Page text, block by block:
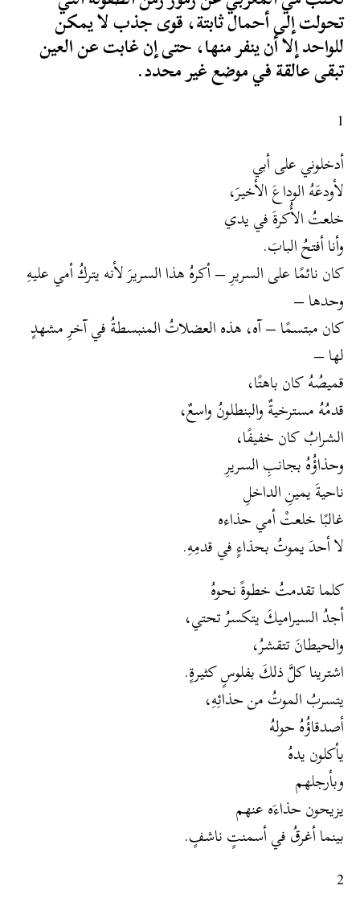
تحولت إلى أحمال ثابتة، قوى جذب لا يمكن
للواحد إلا أن ينفر منها، حتى إن غابت عن العين
تبقى عالقة في موضع غير محدد.
1
أدخلوني على أبي
لأودعَهُ الوداعَ الأخيرَ،
خلعتُ الأُكرةَ في يدي
وأنا أفتحُ البابَ.
كان نائمًا على السريرِ – أكرهُ هذا السريرَ لأنه يتركُ أمي عليهِ
وحدها –
كان مبتسمًا – آه، هذه العضلاتُ المنبسطةُ في آخرِ مشهدٍ
لها –
قميصُهُ كان باهتًا،
قدمُهُ مسترخيةٌ والبنطلونُ واسعٌ،
الشرابُ كان خفيفًا،
وحذاؤُهُ بجانبِ السريرِ
ناحيةَ يمينِ الداخلِ
غالبًا خلعتْ أمي حذاءه
لا أحدَ يموتُ بحذاءٍ في قدمِهِ.
كلما تقدمتُ خطوةً نحوهُ
أجدُ السيراميكَ يتكسرُ تحتي،
والحيطانَ تتقشرُ،
اشترينا كلَّ ذلكَ بفلوسٍ كثيرةٍ.
يتسربُ الموتُ من حذائِهِ،
أصدقاؤُهُ حولهُ
يأكلون يدهُ
وبأرجلهم
يزيحون حذاءَه عنهم
بينما أغرقُ في أسمنتٍ ناشفٍ.
2